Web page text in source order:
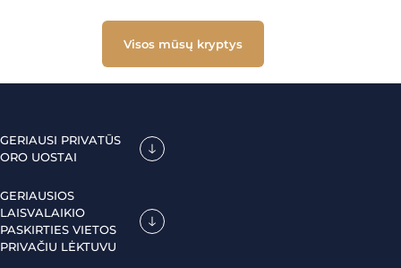
Visos mūsų kryptys
GERIAUSI PRIVATŪS
ORO UOSTAI
GERIAUSIOS
LAISVALAIKIO
PASKIRTIES VIETOS
PRIVAČIU LĖKTUVU